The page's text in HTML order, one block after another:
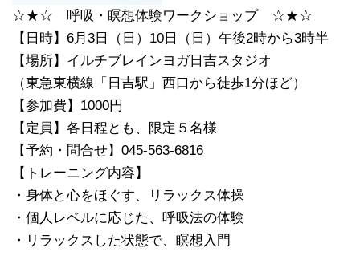
☆★☆ 呼吸・瞑想体験ワークショップ ☆★☆
【日時】6月3日（日）10日（日）午後2時から3時半
【場所】イルチブレインヨガ日吉スタジオ
（東急東横線「日吉駅」西口から徒歩1分ほど）
【参加費】1000円
【定員】各日程とも、限定５名様
【予約・問合せ】045-563-6816
【トレーニング内容】
・身体と心をほぐす、リラックス体操
・個人レベルに応じた、呼吸法の体験
・リラックスした状態で、瞑想入門